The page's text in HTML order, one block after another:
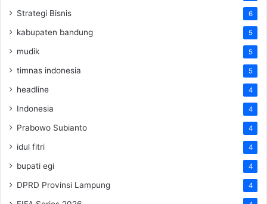
Strategi Bisnis 6
kabupaten bandung 5
mudik 5
timnas indonesia 5
headline 4
Indonesia 4
Prabowo Subianto 4
idul fitri 4
bupati egi 4
DPRD Provinsi Lampung 4